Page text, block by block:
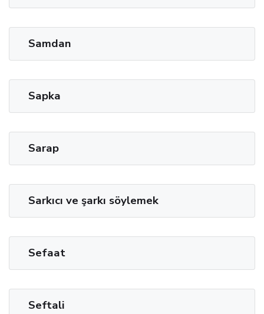
Samdan
Sapka
Sarap
Sarkıcı ve şarkı söylemek
Sefaat
Seftali